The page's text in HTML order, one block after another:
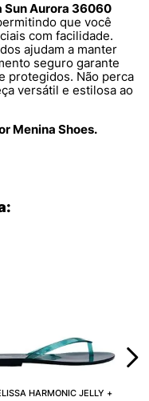
Sun Aurora 36060
que você
com facilidade.
ajudam a manter
seguro garante
protegidos. Não perca
versátil e estilosa ao
Menina Shoes.
HARMONIC JELLY +